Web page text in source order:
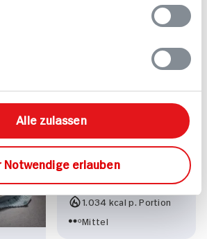
Alle zulassen
Notwendige erlauben
669 kcal p. Portion
Garnelen-Mango-Salat
45 min
1.034 kcal p. Portion
Mittel